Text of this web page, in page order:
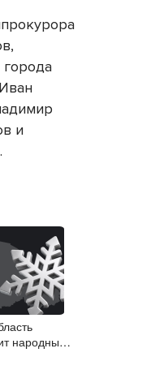
и
народные